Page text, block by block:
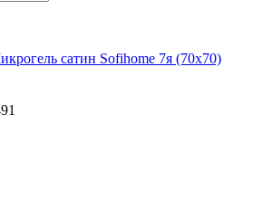
сатин Sofihome 7я (70х70)